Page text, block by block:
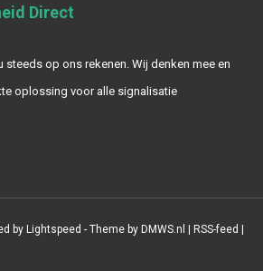
Direct
steeds op ons rekenen. Wij denken mee en
oplossing voor alle signalisatie
by Lightspeed - Theme by DMWS.nl RSS-feed